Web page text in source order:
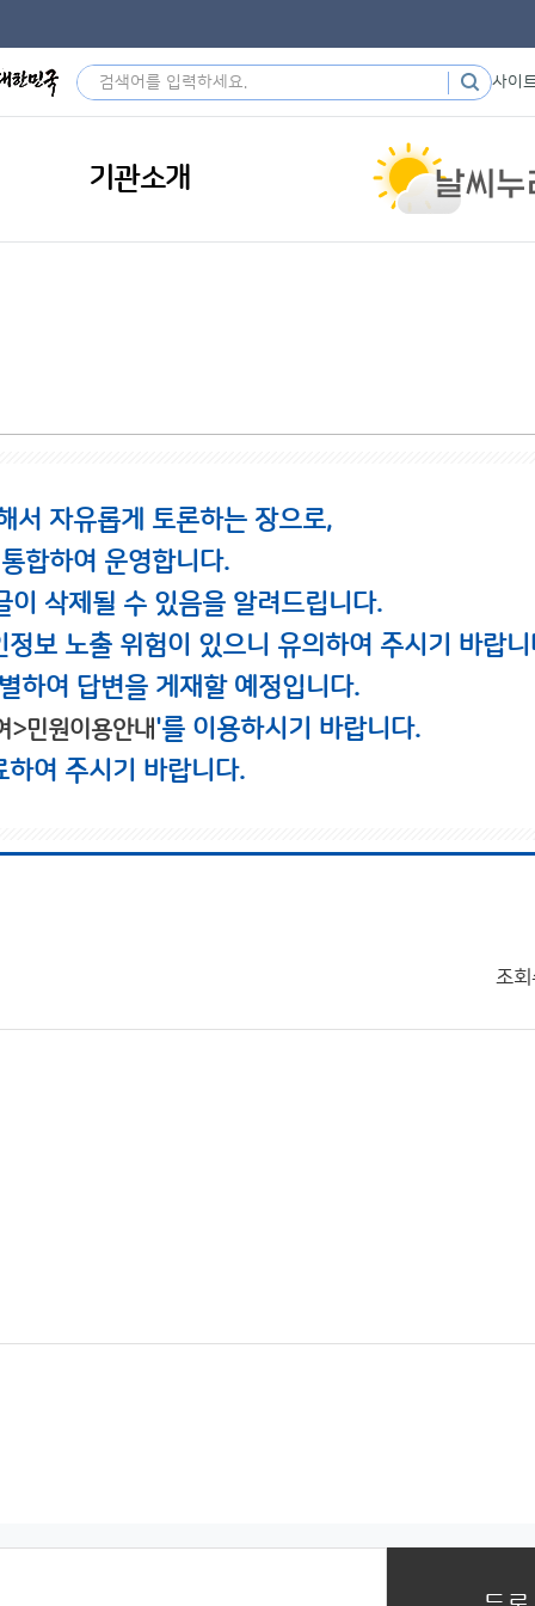
사이
기관소개
서 자유롭게 토론하는 장으로,
합하여 운영합니다.
삭제될 수 있음을 알려드립니다.
보 노출 위험이 있으니 유의하여 주시기 바랍니
하여 답변을 게재할 예정입니다.
>민원이용안내'를 이용하시기 바랍니다.
여 주시기 바랍니다.
조회